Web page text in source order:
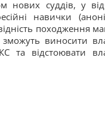
нових суддів, у
навички
походження
зможуть виносити
та відстоювати